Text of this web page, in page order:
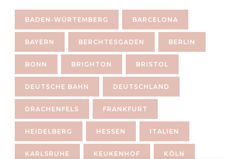
BADEN-WÜRTEMBERG BARCELONA
BAYERN BERCHTESGADEN BERLIN
BONN BRIGHTON BRISTOL
DEUTSCHE BAHN DEUTSCHLAND
DRACHENFELS FRANKFURT
HEIDELBERG HESSEN ITALIEN
KARLSRUHE KEUKENHOF KÖLN